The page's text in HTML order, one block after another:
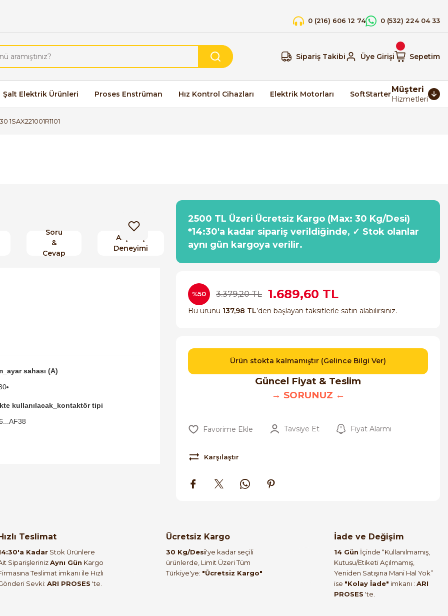
0 (216) 606 12 74 0 (532) 224 04 33
Sipariş Takibi Üye Girişi Sepetim
Şalt Elektrik Ürünleri Proses Enstrüman Hız Kontrol Cihazları Elektrik Motorları SoftStarterMüşteri
Hizmetleri
1SAX221001R1101
Soru
&
Cevap
Alışveriş
Deneyimi
sahası (A)
kullanılacak_kontaktör tipi
2500 TL Üzeri Ücretsiz Kargo (Max: 30 Kg/Desi)
*14:30'a kadar sipariş verildiğinde, ✓ Stok olanlar
aynı gün kargoya verilir.
%50 3.379,20 TL 1.689,60 TL
Bu ürünü 137,98 TL’den başlayan taksitlerle satın alabilirsiniz.
Ürün stokta kalmamıştır (Gelince Bilgi Ver)
Güncel Fiyat & Teslim
→ SORUNUZ ←
Tavsiye Et Fiyat Alarmı
Karşılaştır
Hızlı Teslimat
Kadar Stok Ürünlere
SiparişlerinizAynı Gün Kargo
Teslimat imkanı ile Hızlı
Sevki: ARI PROSES 'te.
Ücretsiz Kargo
30 Kg/Desi'ye kadar seçili
ürünlerde, Limit Üzeri Tüm
Türkiye'ye: "Ücretsiz Kargo"
İade ve Değişim
14 Gün İçinde “Kullanılmamış,
Kutusu/Etiketi Açılmamış,
Yeniden Satışına Mani Hal Yok”
ise "Kolay İade" imkanı : ARI
PROSES 'te.